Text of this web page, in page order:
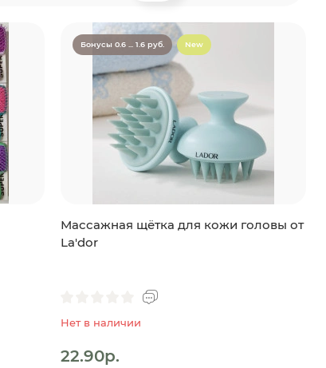
Бонусы 0.6 ... 1.6 руб. New
Массажная щётка для кожи головы от
La'dor
Нет в наличии
22.90р.